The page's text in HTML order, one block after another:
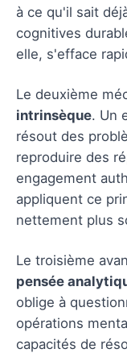
à ce qu'il sait
cognitives
elle, s'efface
Le deuxième
intrinsèque. Un
résout des
reproduire des
engagement
appliquent ce
nettement plus
Le troisième
pensée
oblige à
opérations
capacités de